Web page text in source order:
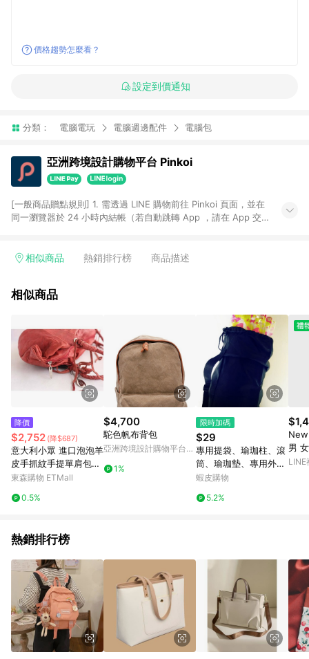
價格趨勢怎麼看？
設定到價通知
分類： 電腦電玩 電腦週邊配件 電腦包
亞洲跨境設計購物平台 Pinkoi
[一般商品贈點規則] 1. 需透過 LINE 購物前往 Pinkoi 頁面，並在
同一瀏覽器於 24 小時內結帳（若自動跳轉 App ，請在 App 交
回饋訂單不得享有 Pinkoi 站方優惠，例如首購優惠，P coins，
行為，不具贈點資格，部分退款不在此限。 6. APP 請更新至
貨後 45 天後發送。 8. 群眾募資商品，禮物卡，開館保證金，補
運費，攤位費等不具贈點資格。 9. LINE 購物站上之商品規格、
顏色、價位、贈品如與 Pinkoi 商品資訊頁及購物車不符，以
Pinkoi 購物商品資訊頁及購物車標示為準。 10. 點數紅包使用規
則請以點數紅包活動說明為準。 11. 若於 LINE 購物前往 Pinkoi
頁面後才首次下載 Pinkoi APP 並完成訂單，不符合導購資格；承
上，首次下載 Pinkoi APP 後，需透過 LINE 購物前往 Pinkoi 頁
相似商品 熱銷排行榜 商品描述
相似商品
降價
$2,752 (降$687)
意大利小眾 進口泡泡羊
皮手抓紋手提單肩包軟
皮女包 PALIO原單
東森購物 ETMall
0.5%
$4,700
駝色帆布背包
亞洲跨境設計購物平台
1%
限時加碼
$29
專用提袋、瑜珈柱、滾
筒、瑜珈墊、專用外
袋、握把
蝦皮購物
5.2%
男
LINE
熱銷排行榜